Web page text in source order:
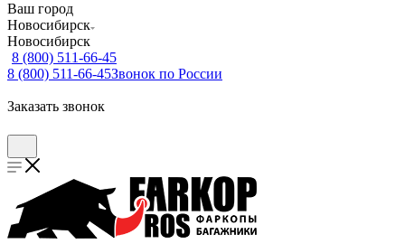
Ваш город
Новосибирск
Новосибирск
8 (800) 511-66-45
8 (800) 511-66-45Звонок по России
Заказать звонок